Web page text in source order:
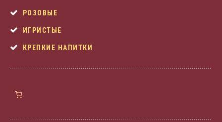
РОЗОВЫЕ
ИГРИСТЫЕ
КРЕПКИЕ НАПИТКИ